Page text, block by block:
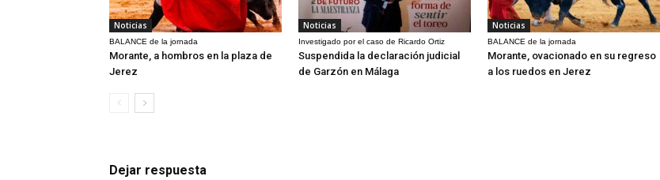
Noticias
BALANCE de la jornada
Morante, a hombros en la plaza de
Jerez
Noticias
Investigado por el caso de Ricardo Ortiz
Suspendida la declaración judicial
de Garzón en Málaga
Noticias
BALANCE de la jornada
Morante, ovacionado en su regreso
a los ruedos en Jerez
Dejar respuesta